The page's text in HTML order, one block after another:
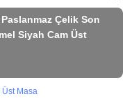
Çelik Son
Siyah Cam Üst
Üst Masa